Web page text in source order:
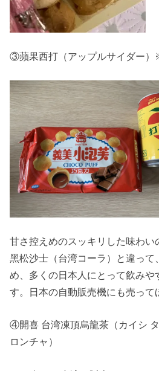
③蘋果西打（アップルサイダー）
甘さ控えめのスッキリした味わい
黑松沙士（台湾コーラ）と違って
め、多くの日本人にとって飲みや
す。日本の自動販売機にも売って
④開喜 台湾凍頂烏龍茶（カイシ
ロンチャ）